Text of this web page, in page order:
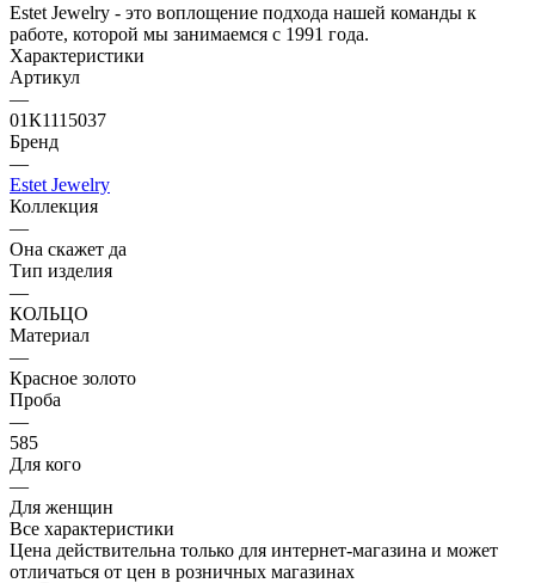
Estet Jewelry - это воплощение подхода нашей команды к
работе, которой мы занимаемся с 1991 года.
Характеристики
Артикул
—
01К1115037
Бренд
—
Estet Jewelry
Коллекция
—
Она скажет да
Тип изделия
—
КОЛЬЦО
Материал
—
Красное золото
Проба
—
585
Для кого
—
Для женщин
Все характеристики
Цена действительна только для интернет-магазина и может
отличаться от цен в розничных магазинах